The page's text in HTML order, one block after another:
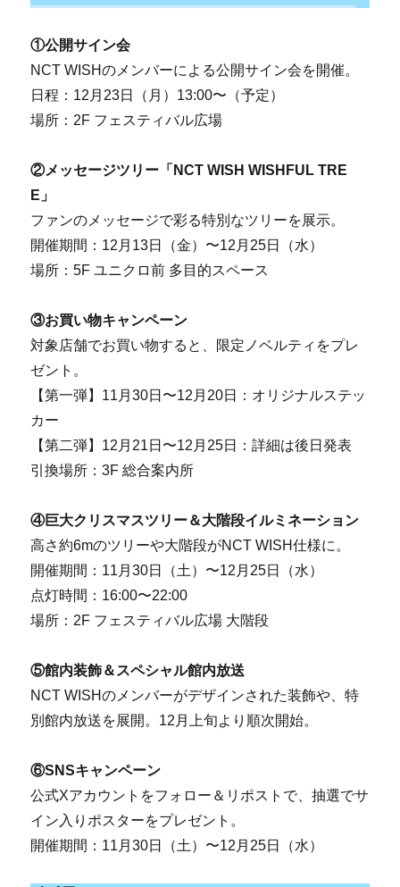
①公開サイン会
NCT WISHのメンバーによる公開サイン会を開催。
日程：12月23日（月）13:00〜（予定）
場所：2F フェスティバル広場
②メッセージツリー「NCT WISH WISHFUL TRE
E」
ファンのメッセージで彩る特別なツリーを展示。
開催期間：12月13日（金）〜12月25日（水）
場所：5F ユニクロ前 多目的スペース
③お買い物キャンペーン
対象店舗でお買い物すると、限定ノベルティをプレ
ゼント。
【第一弾】11月30日〜12月20日：オリジナルステッ
カー
【第二弾】12月21日〜12月25日：詳細は後日発表
引換場所：3F 総合案内所
④巨大クリスマスツリー＆大階段イルミネーション
高さ約6mのツリーや大階段がNCT WISH仕様に。
開催期間：11月30日（土）〜12月25日（水）
点灯時間：16:00〜22:00
場所：2F フェスティバル広場 大階段
⑤館内装飾＆スペシャル館内放送
NCT WISHのメンバーがデザインされた装飾や、特
別館内放送を展開。12月上旬より順次開始。
⑥SNSキャンペーン
公式Xアカウントをフォロー＆リポストで、抽選でサ
イン入りポスターをプレゼント。
開催期間：11月30日（土）〜12月25日（水）